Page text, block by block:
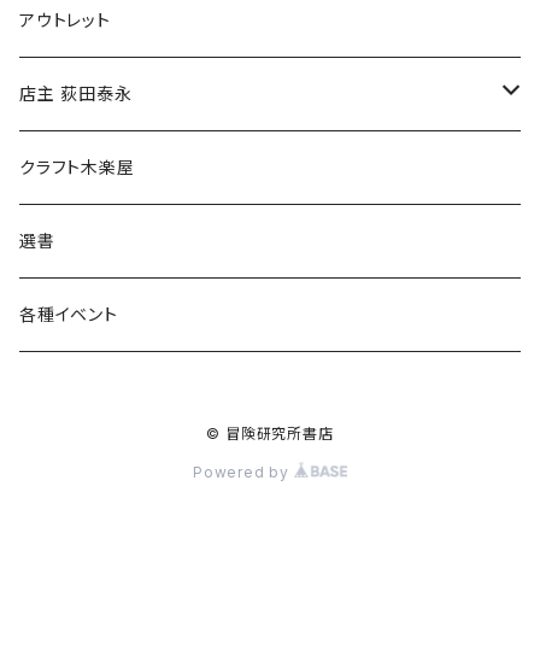
マグカップ
傘
食料品
その他
アウトレット
店主 荻田泰永
書籍
ウェア
クラフト木楽屋
選書
各種イベント
© 冒険研究所書店
Powered by